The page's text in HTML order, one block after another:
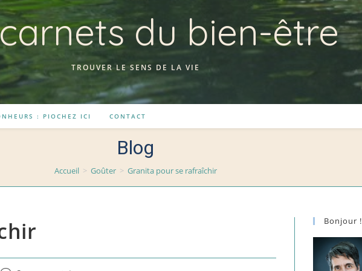
du bien-être
TROUVER LE SENS DE LA VIE
: PIOCHEZ ICI CONTACT
Blog
Accueil > Goûter > Granita pour se rafraîchir
Bonjour !